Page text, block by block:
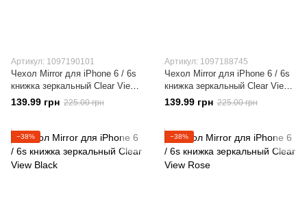
Артикул: 1097190101
Чехол Mirror для iPhone 6 / 6s
книжка зеркальный Clear View
Gold
139.99 грн 225.00 грн
Артикул: 1097188745
Чехол Mirror для iPhone 6 / 6s
книжка зеркальный Clear View
Silver
139.99 грн 225.00 грн
−38% −38%